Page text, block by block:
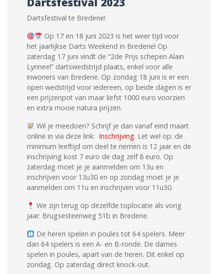
Dartsfestival te Bredene!
Op 17 en 18 juni 2023 is het weer tijd voor
het jaarlijkse Darts Weekend in Bredene! Op
zaterdag 17 juni vindt de “2de Prijs schepen Alain
Lynneel” dartswedstrijd plaats, enkel voor alle
inwoners van Bredene. Op zondag 18 juni is er een
open wedstrijd voor iedereen, op beide dagen is er
een prijzenpot van maar liefst 1000 euro voorzien
en extra mooie natura prijzen.
Wil je meedoen? Schrijf je dan vanaf eind maart
online in via deze link: Inschrijving. Let wel op: de
minimum leeftijd om deel te nemen is 12 jaar en de
inschrijving kost 7 euro de dag zelf 8 euro. Op
zaterdag moet je je aanmelden om 13u en
inschrijven voor 13u30 en op zondag moet je je
aanmelden om 11u en inschrijven voor 11u30.
We zijn terug op dezelfde toplocatie als vorig
jaar: Brugsesteenweg 51b in Bredene.
De heren spelen in poules tot 64 spelers. Meer
dan 64 spelers is een A- en B-ronde. De dames
spelen in poules, apart van de heren. Dit enkel op
zondag. Op zaterdag direct knock-out.